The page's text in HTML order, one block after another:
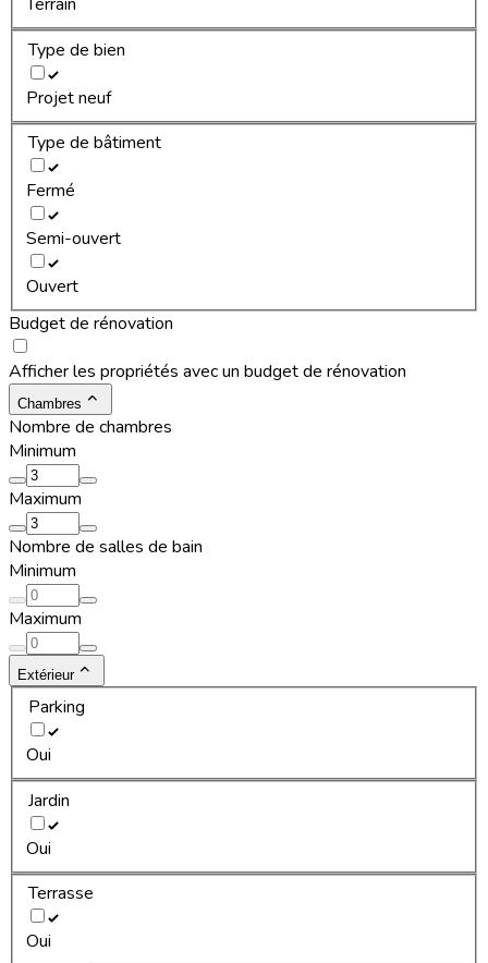
Type de bien
Projet neuf
Type de bâtiment
Fermé
Semi-ouvert
Ouvert
Budget de rénovation
Afficher les propriétés avec un budget de rénovation
Chambres
Nombre de chambres
Minimum
Maximum
Nombre de salles de bain
Minimum
Maximum
Extérieur
Parking
Oui
Jardin
Oui
Terrasse
Oui